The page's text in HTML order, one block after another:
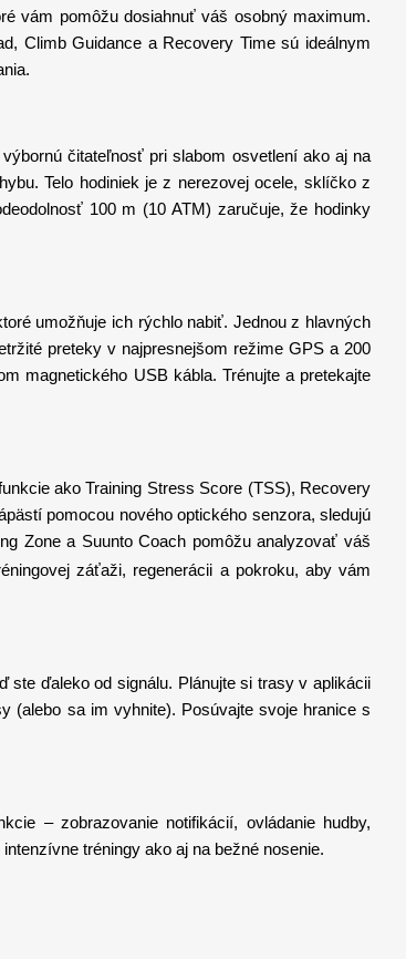
vám pomôžu dosiahnuť váš osobný maximum.
Climb Guidance a Recovery Time sú ideálnym
čitateľnosť pri slabom osvetlení ako aj na
Telo hodiniek je z nerezovej ocele, sklíčko z
100 m (10 ATM) zaručuje, že hodinky
umožňuje ich rýchlo nabiť. Jednou z hlavných
preteky v najpresnejšom režime GPS a 200
magnetického USB kábla. Trénujte a pretekajte
ako Training Stress Score (TSS), Recovery
pomocou nového optického senzora, sledujú
Zone a Suunto Coach pomôžu analyzovať váš
záťaži, regenerácii a pokroku, aby vám
ďaleko od signálu. Plánujte si trasy v aplikácii
(alebo sa im vyhnite). Posúvajte svoje hranice s
– zobrazovanie notifikácií, ovládanie hudby,
tréningy ako aj na bežné nosenie.